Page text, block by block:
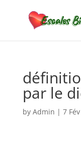
par le
by Admin | 7